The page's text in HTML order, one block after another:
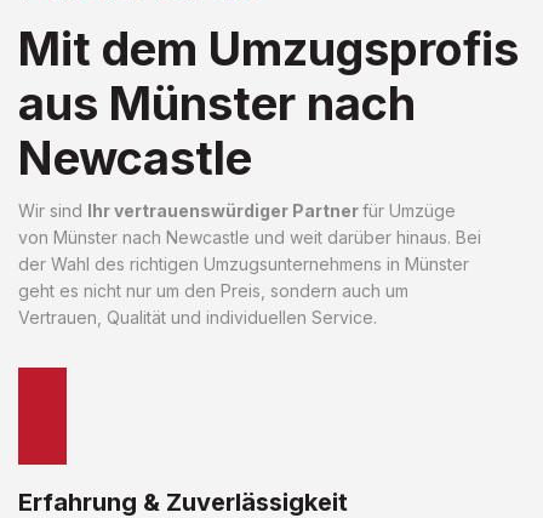
Mit dem Umzugsprofis
aus Münster nach
Newcastle
Wir sind Ihr vertrauenswürdiger Partnerfür Umzüge
von Münster nach Newcastle und weit darüber hinaus. Bei
der Wahl des richtigen Umzugsunternehmens in Münster
geht es nicht nur um den Preis, sondern auch um
Vertrauen, Qualität und individuellen Service.
Erfahrung & Zuverlässigkeit